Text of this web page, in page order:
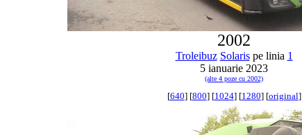
2002
Troleibuz Solarispe linia 1
5 ianuarie 2023
(alte 4 poze cu 2002)
[640] [800] [1024] [1280] [original]